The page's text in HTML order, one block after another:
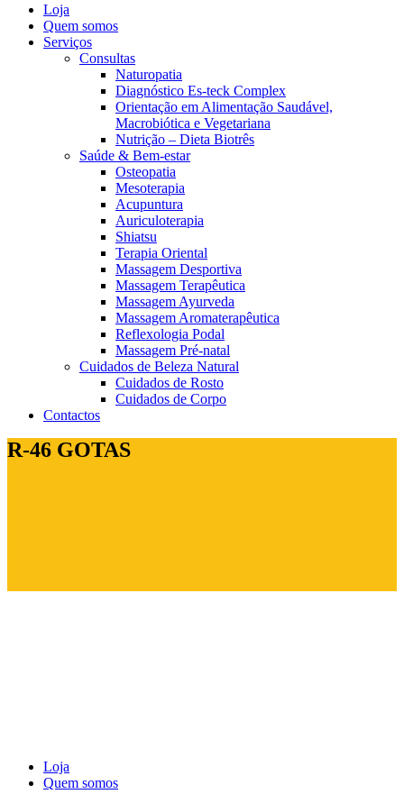
Loja
Quem somos
Serviços
Consultas
Naturopatia
Diagnóstico Es-teck Complex
Orientação em Alimentação Saudável,
Macrobiótica e Vegetariana
Nutrição – Dieta Biotrês
Saúde & Bem-estar
Osteopatia
Mesoterapia
Acupuntura
Auriculoterapia
Shiatsu
Terapia Oriental
Massagem Desportiva
Massagem Terapêutica
Massagem Ayurveda
Massagem Aromaterapêutica
Reflexologia Podal
Massagem Pré-natal
Cuidados de Beleza Natural
Cuidados de Rosto
Cuidados de Corpo
Contactos
R-46 GOTAS
Loja
Quem somos